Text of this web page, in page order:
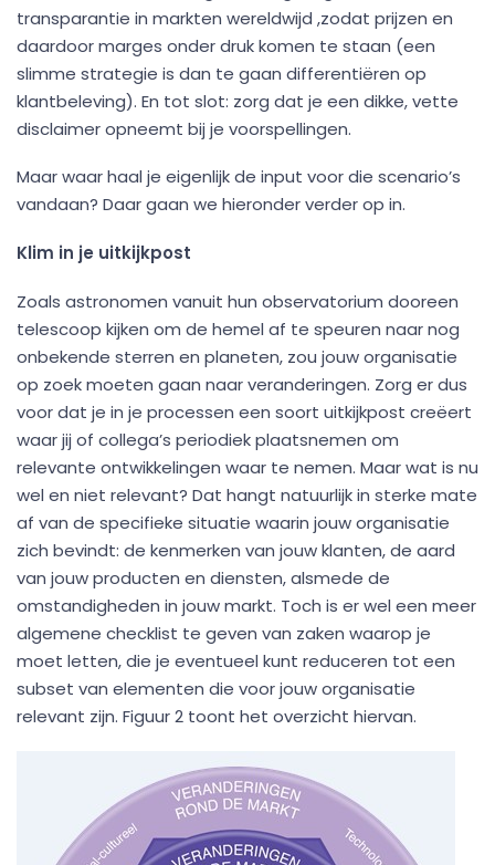
transparantie in markten wereldwijd ,zodat prijzen en
daardoor marges onder druk komen te staan (een
slimme strategie is dan te gaan differentiëren op
klantbeleving). En tot slot: zorg dat je een dikke, vette
disclaimer opneemt bij je voorspellingen.
Maar waar haal je eigenlijk de input voor die scenario’s
vandaan? Daar gaan we hieronder verder op in.
Klim in je uitkijkpost
Zoals astronomen vanuit hun observatorium dooreen
telescoop kijken om de hemel af te speuren naar nog
onbekende sterren en planeten, zou jouw organisatie
op zoek moeten gaan naar veranderingen. Zorg er dus
voor dat je in je processen een soort uitkijkpost creëert
waar jij of collega’s periodiek plaatsnemen om
relevante ontwikkelingen waar te nemen. Maar wat is nu
wel en niet relevant? Dat hangt natuurlijk in sterke mate
af van de specifieke situatie waarin jouw organisatie
zich bevindt: de kenmerken van jouw klanten, de aard
van jouw producten en diensten, alsmede de
omstandigheden in jouw markt. Toch is er wel een meer
algemene checklist te geven van zaken waarop je
moet letten, die je eventueel kunt reduceren tot een
subset van elementen die voor jouw organisatie
relevant zijn. Figuur 2 toont het overzicht hiervan.